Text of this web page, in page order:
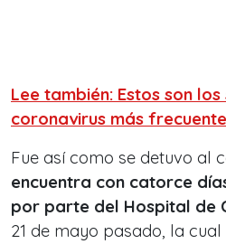
Lee también: Estos son
coronavirus más
Fue así como se detuvo al
encuentra con catorce
por parte del Hospital de
21 de mayo pasado, la